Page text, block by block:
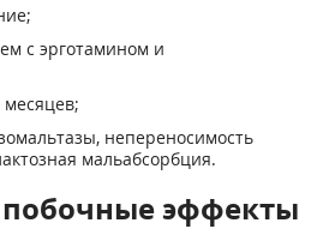
с эрготамином и
месяцев;
непереносимость
мальабсорбция.
эффекты